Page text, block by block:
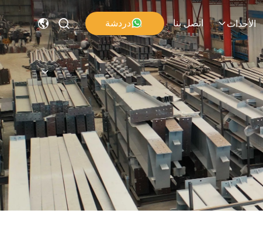
الأحداث اتصل بنا دردشة